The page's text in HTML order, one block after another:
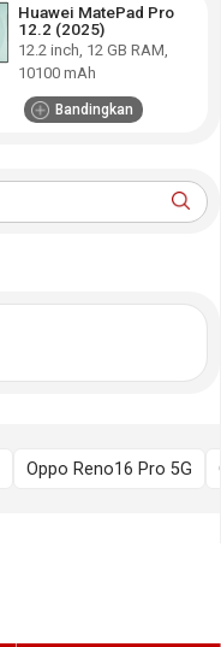
Huawei MatePad Pro
12.2 (2025)
12.2 inch, 12 GB RAM
10100 mAh
Bandingkan
Oppo Reno16 Pro 5G